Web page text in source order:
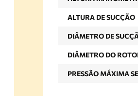
ALTURA DE SUCÇÃO
DIÂMETRO DE
DIÂMETRO DO
PRESSÃO MÁXIMA